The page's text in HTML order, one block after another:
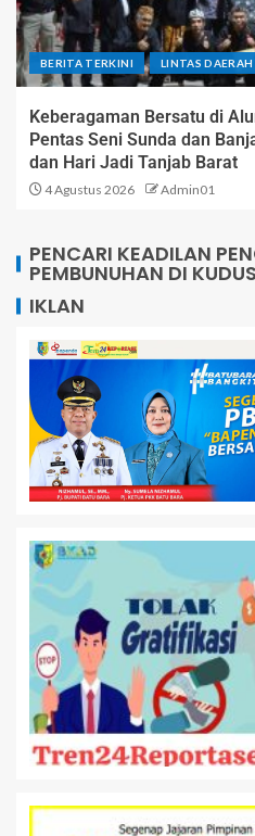
BERITA TERKINI LINTAS DAERAH
Keberagaman Bersatu di
Pentas Seni Sunda dan
dan Hari Jadi Tanjab Barat
4 Agustus 2026 Admin01
PENCARI KEADILAN
PEMBUNUHAN DI
IKLAN